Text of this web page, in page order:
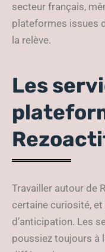
secteur français,
plateformes issues
la relève.
Les
Travailler autour de
certaine curiosité,
d’anticipation. Les
poussiez toujours à